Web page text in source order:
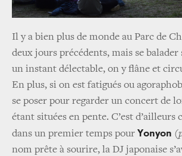
Il y a bien plus de monde au Parc de
deux jours précédents, mais se balader
un instant délectable, on y flâne et
En plus, si on est fatigués ou
se poser pour regarder un concert de
étant situées en pente. C’est d’ailleurs
dans un premier temps pour Yonyon
nom prête à sourire, la DJ japonaise